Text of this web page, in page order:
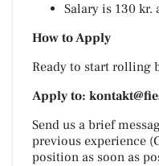
Salary is 130 kr.
How to Apply
Ready to start rolling
Apply to:
Send us a brief
previous experience
position as soon as